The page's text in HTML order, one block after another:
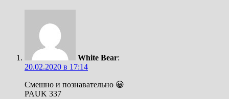
White Bear:
20.02.2020 в 17:14
Смешно и познавательно 😀
PAUK 337